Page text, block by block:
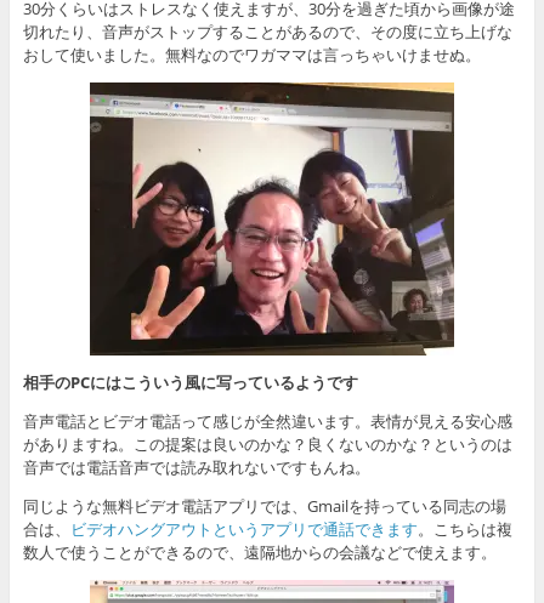
30分くらいはストレスなく使えますが、30分を過ぎた頃から画像が途
切れたり、音声がストップすることがあるので、その度に立ち上げな
おして使いました。無料なのでワガママは言っちゃいけませぬ。
相手のPCにはこういう風に写っているようです
音声電話とビデオ電話って感じが全然違います。表情が見える安心感
がありますね。この提案は良いのかな？良くないのかな？というのは
音声では電話音声では読み取れないですもんね。
同じような無料ビデオ電話アプリでは、Gmailを持っている同志の場
合は、
ビデオハングアウトというアプリで通話できます。こちらは複
数人で使うことができるので、遠隔地からの会議などで使えます。